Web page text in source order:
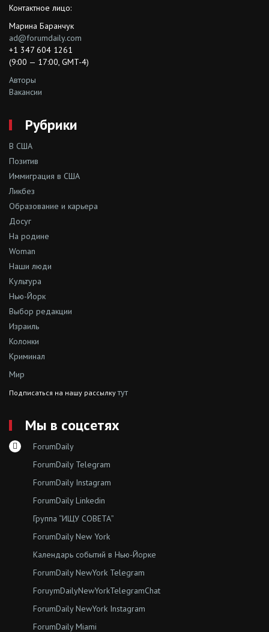
Контактное лицо:
Марина Баранчук
ad@forumdaily.com
+1 347 604 1261
(9:00 — 17:00, GMT-4)
Авторы
Вакансии
Рубрики
В США
Позитив
Иммиграция в США
Ликбез
Образование и карьера
Досуг
На родине
Woman
Наши люди
Культура
Нью-Йорк
Выбор редакции
Израиль
Колонки
Криминал
Мир
Подписаться на нашу рассылкутут
Мы в соцсетях
ForumDaily
ForumDaily Telegram
ForumDaily Instagram
ForumDaily Linkedin
Группа “ИЩУ СОВЕТА”
ForumDaily New York
Календарь событий в Нью-Йорке
ForumDaily NewYork Telegram
ForuymDailyNewYorkTelegramChat
ForumDaily NewYork Instagram
ForumDaily Miami